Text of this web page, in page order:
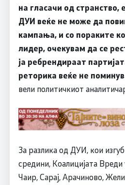
на гласачи од странство,
ДУИ веќе не може да
кампања, и со пораките
лидер, очекувам да се
ја ребрендираат
реторика веќе не
вели политичкиот
За разлика од ДУИ, кои
средини, Коалицијата
Чаир, Сарај, Арачиново,